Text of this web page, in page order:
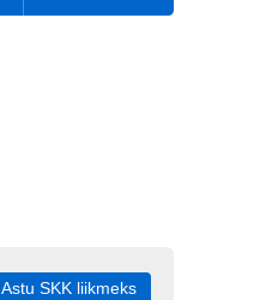
Astu SKK liikmeks